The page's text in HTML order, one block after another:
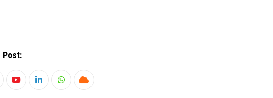
Post:
YoutubeLinkedInWhatsapp
Cloud